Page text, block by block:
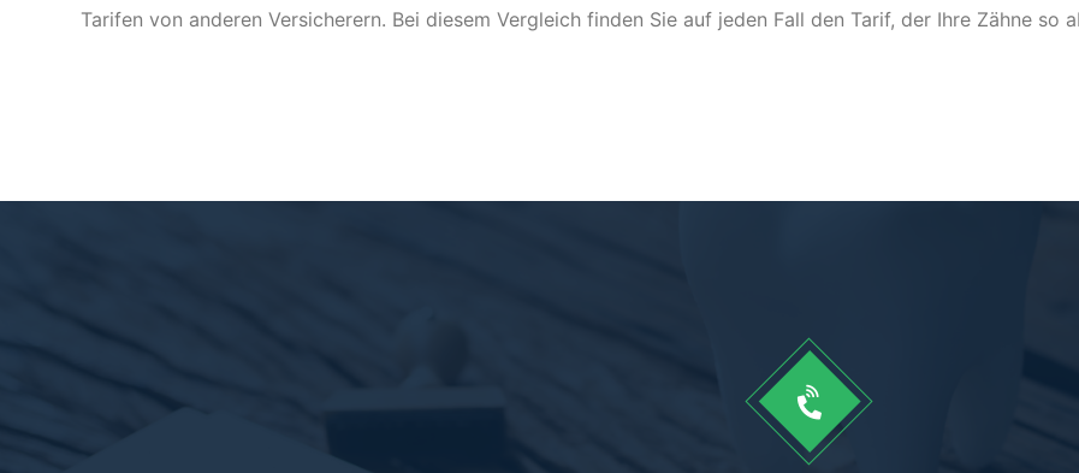
Tarifen von anderen Versicherern. Bei diesem Vergleich finden Sie auf jeden Fall den Tarif, der Ihre Zähne so
